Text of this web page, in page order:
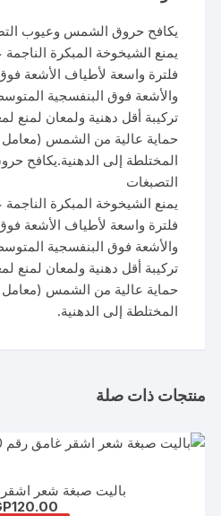
يكافح حروق الشمس وعيوب
يمنع الشيخوخة المبكرة
فلترة واسعة لأطياف الأشعة
والأشعة فوق البنفسجية
تركيبة أقل دهنية ولمعان لمنع
المختلطة إلى الدهنية.يكافح
التصبغات
يمنع الشيخوخة المبكرة
فلترة واسعة لأطياف الأشعة
والأشعة فوق البنفسجية
تركيبة أقل دهنية ولمعان لمنع
المختلطة إلى الدهنية.
منتجات ذات صلة
باليت صبغة شعر اشقر
120.00